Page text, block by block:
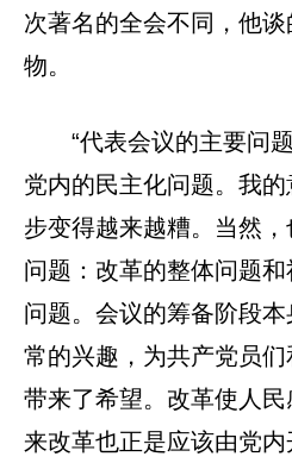
次著名的全会不同，他
物。
“代表会议的主要问
党内的民主化问题。我
步变得越来越糟。当然
问题：改革的整体问题
问题。会议的筹备阶段
常的兴趣，为共产党员
带来了希望。改革使人
来改革也正是应该由党